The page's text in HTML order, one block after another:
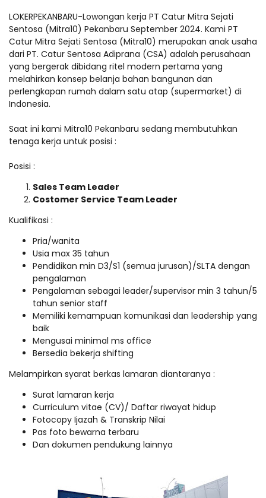
LOKERPEKANBARU-Lowongan kerja PT Catur Mitra Sejati
Sentosa (Mitra10) Pekanbaru September 2024. Kami PT
Catur Mitra Sejati Sentosa (Mitra10) merupakan anak usaha
dari PT. Catur Sentosa Adiprana (CSA) adalah perusahaan
yang bergerak dibidang ritel modern pertama yang
melahirkan konsep belanja bahan bangunan dan
perlengkapan rumah dalam satu atap (supermarket) di
Indonesia.
Saat ini kami Mitra10 Pekanbaru sedang membutuhkan
tenaga kerja untuk posisi :
Posisi :
Sales Team Leader
Costomer Service Team Leader
Kualifikasi :
Pria/wanita
Usia max 35 tahun
Pendidikan min D3/S1 (semua jurusan)/SLTA dengan
pengalaman
Pengalaman sebagai leader/supervisor min 3 tahun/5
tahun senior staff
Memiliki kemampuan komunikasi dan leadership yang
baik
Mengusai minimal ms office
Bersedia bekerja shifting
Melampirkan syarat berkas lamaran diantaranya :
Surat lamaran kerja
Curriculum vitae (CV)/ Daftar riwayat hidup
Fotocopy Ijazah & Transkrip Nilai
Pas foto bewarna terbaru
Dan dokumen pendukung lainnya